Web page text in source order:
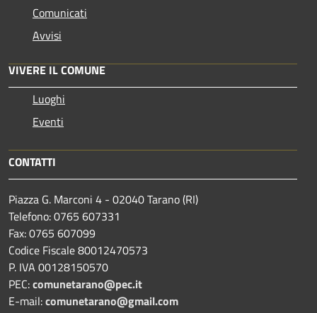
Comunicati
Avvisi
VIVERE IL COMUNE
Luoghi
Eventi
CONTATTI
Piazza G. Marconi 4 - 02040 Tarano (RI)
Telefono: 0765 607331
Fax: 0765 607099
Codice Fiscale 80012470573
P. IVA 00128150570
PEC:comunetarano@pec.it
E-mail:comunetarano@gmail.com